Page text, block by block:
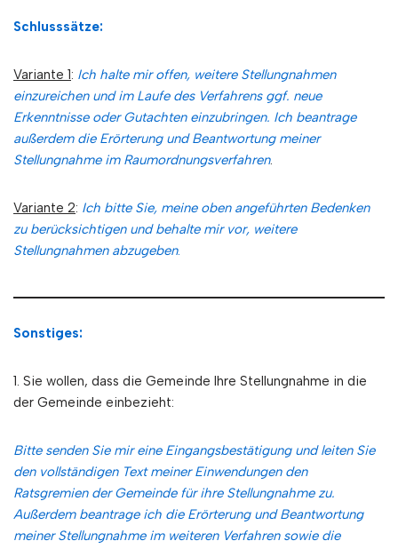
Schlusssätze:
Variante 1: Ich halte mir offen, weitere Stellungnahmen
einzureichen und im Laufe des Verfahrens ggf. neue
Erkenntnisse oder Gutachten einzubringen. Ich beantrage
außerdem die Erörterung und Beantwortung meiner
Stellungnahme im Raumordnungsverfahren.
Variante 2: Ich bitte Sie, meine oben angeführten Bedenken
zu berücksichtigen und behalte mir vor, weitere
Stellungnahmen abzugeben.
Sonstiges:
1. Sie wollen, dass die Gemeinde Ihre Stellungnahme in die
der Gemeinde einbezieht:
Bitte senden Sie mir eine Eingangsbestätigung und leiten Sie
den vollständigen Text meiner Einwendungen den
Ratsgremien der Gemeinde für ihre Stellungnahme zu.
Außerdem beantrage ich die Erörterung und Beantwortung
meiner Stellungnahme im weiteren Verfahren sowie die